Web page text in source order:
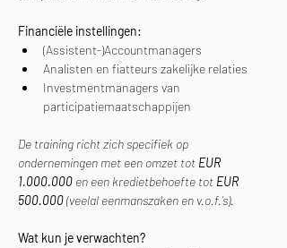
Financiële instellingen:
(Assistent-)Accountmanagers
Analisten en fiatteurs zakelijke relaties
Investmentmanagers van
participatiemaatschappijen
De training richt zich specifiek op
ondernemingen met een omzet tot EUR
1.000.000 en een kredietbehoefte tot EUR
500.000 (veelal eenmanszaken en v.o.f.’s).
Wat kun je verwachten?